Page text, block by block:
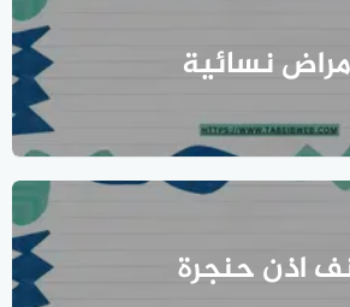
نسائية
اذن حنجرة